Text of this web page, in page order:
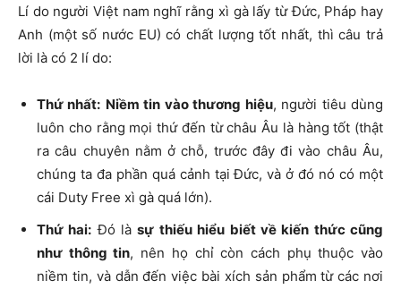
Lí do người Việt nam nghĩ rằng xì gà lấy từ Đức, Pháp hay
Anh (một số nước EU) có chất lượng tốt nhất, thì câu trả
lời là có 2 lí do:
Thứ nhất: Niềm tin vào thương hiệu, người tiêu dùng
luôn cho rằng mọi thứ đến từ châu Âu là hàng tốt (thật
ra câu chuyên nằm ở chỗ, trước đây đi vào châu Âu,
chúng ta đa phần quá cảnh tại Đức, và ở đó nó có một
cái Duty Free xì gà quá lớn).
Thứ hai: Đó làsự thiếu hiểu biết về kiến thức cũng
như thông tin, nên họ chỉ còn cách phụ thuộc vào
niềm tin, và dẫn đến việc bài xích sản phẩm từ các nơi